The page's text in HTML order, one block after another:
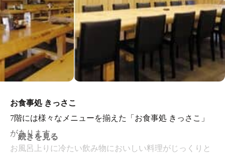
お食事処 きっさこ
7階には様々なメニューを揃えた「お食事処 きっさこ」
があります。
お風呂上りに冷たい飲み物においしい料理がじっくりと
続きを見る